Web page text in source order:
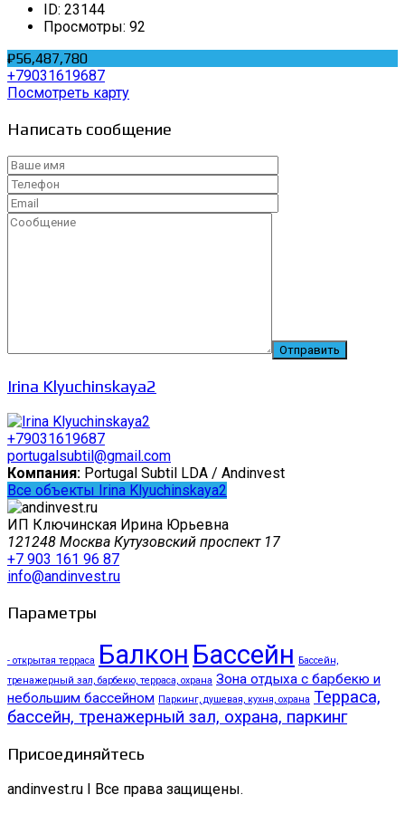
ID: 23144
Просмотры: 92
₽56,487,780
+79031619687
Посмотреть карту
Написать сообщение
Irina Klyuchinskaya2
+79031619687
portugalsubtil@gmail.com
Компания: Portugal Subtil LDA / Andinvest
Все объекты Irina Klyuchinskaya2
ИП Ключинская Ирина Юрьевна
121248 Москва Кутузовский проспект 17
+7 903 161 96 87
info@andinvest.ru
Параметры
- открытая терраса Балкон Бассейн Бассейн,
тренажерный зал, барбекю, терраса, охрана Зона отдыха с барбекю и
небольшим бассейном Паркинг, душевая, кухня, охрана Терраса,
бассейн, тренажерный зал, охрана, паркинг
Присоединяйтесь
andinvest.ru I Все права защищены.